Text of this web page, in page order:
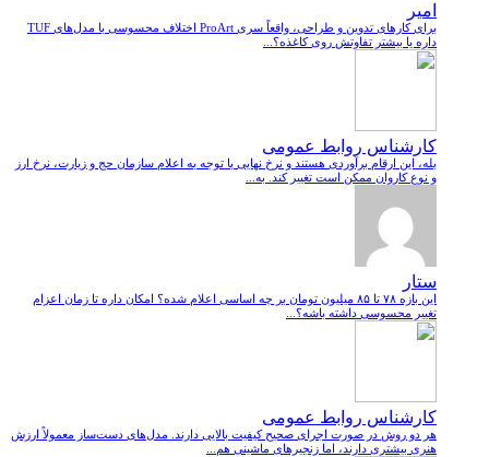
امیر
برای کارهای تدوین و طراحی، واقعاً سری ProArt اختلاف محسوسی با مدل‌های TUF
داره یا بیشتر تفاوتش روی کاغذه؟...
کارشناس روابط عمومی
بله، این ارقام برآوردی هستند و نرخ نهایی با توجه به اعلام سازمان حج و زیارت، نرخ ارز
و نوع کاروان ممکن است تغییر کند. به...
ستار
این بازه ۷۸ تا ۸۵ میلیون تومان بر چه اساسی اعلام شده؟ امکان داره تا زمان اعزام
تغییر محسوسی داشته باشه؟...
کارشناس روابط عمومی
هر دو روش در صورت اجرای صحیح کیفیت بالایی دارند. مدل‌های دست‌ساز معمولاً ارزش
هنری بیشتری دارند، اما زنجیرهای ماشینی هم...